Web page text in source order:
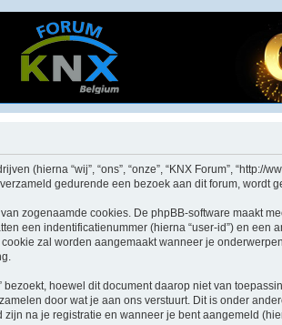
(hierna “wij”, “ons”, “onze”, “KNX Forum”, “http://
gedurende een bezoek aan dit forum, wordt
zogenaamde cookies. De phpBB-software maakt
een indentificatienummer (hierna “user-id”) en een
zal worden aangemaakt wanneer je
hoewel dit document daarop niet van
door wat je aan ons verstuurt. Dit is onder
na je registratie en wanneer je bent aangemeld